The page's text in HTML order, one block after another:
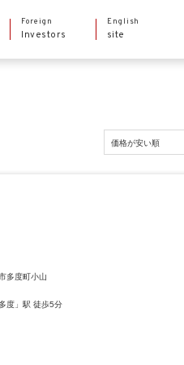
Foreign
Investors
English
site
多度町小山
度」駅 徒歩5分